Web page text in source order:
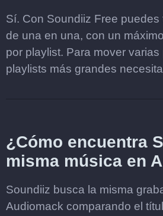
Sí. Con Soundiiz Free puedes
de una en una, con un
por playlist. Para mover
playlists más grandes
¿Cómo encuentra
misma música en
Soundiiz busca la misma
Audiomack comparando el